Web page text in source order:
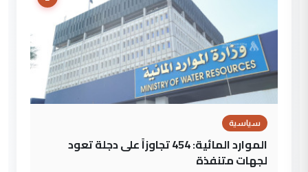
سياسية
الموارد المائية: 454 تجاوزاً على دجلة تعود
لجهات متنفذة